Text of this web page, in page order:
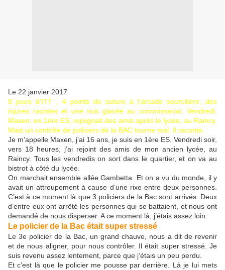
Le 22 janvier 2017
8 jours d’ITT , 4 points de suture à l’arcade sourcilière, des
injures racistes et une nuit glacée au commissariat. Vendredi,
Maxen, en 1ère ES, rejoignait des amis après le lycée, au Raincy.
Mais un contrôle de policiers de la BAC tourne mal. Il raconte.
Je m’appelle Maxen, j’ai 16 ans, je suis en 1ère ES. Vendredi soir,
vers 18 heures, j’ai rejoint des amis de mon ancien lycée, au
Raincy. Tous les vendredis on sort dans le quartier, et on va au
bistrot à côté du lycée.
On marchait ensemble allée Gambetta. Et on a vu du monde, il y
avait un attroupement à cause d’une rixe entre deux personnes.
C’est à ce moment là que 3 policiers de la Bac sont arrivés. Deux
d’entre eux ont arrêté les personnes qui se battaient, et nous ont
demandé de nous disperser. A ce moment là, j’étais assez loin.
Le policier de la Bac était super stressé
Le 3e policier de la Bac, un grand chauve, nous a dit de revenir
et de nous aligner, pour nous contrôler. Il était super stressé. Je
suis revenu assez lentement, parce que j’étais un peu perdu.
Et c’est là que le policier me pousse par derrière. Là je lui mets